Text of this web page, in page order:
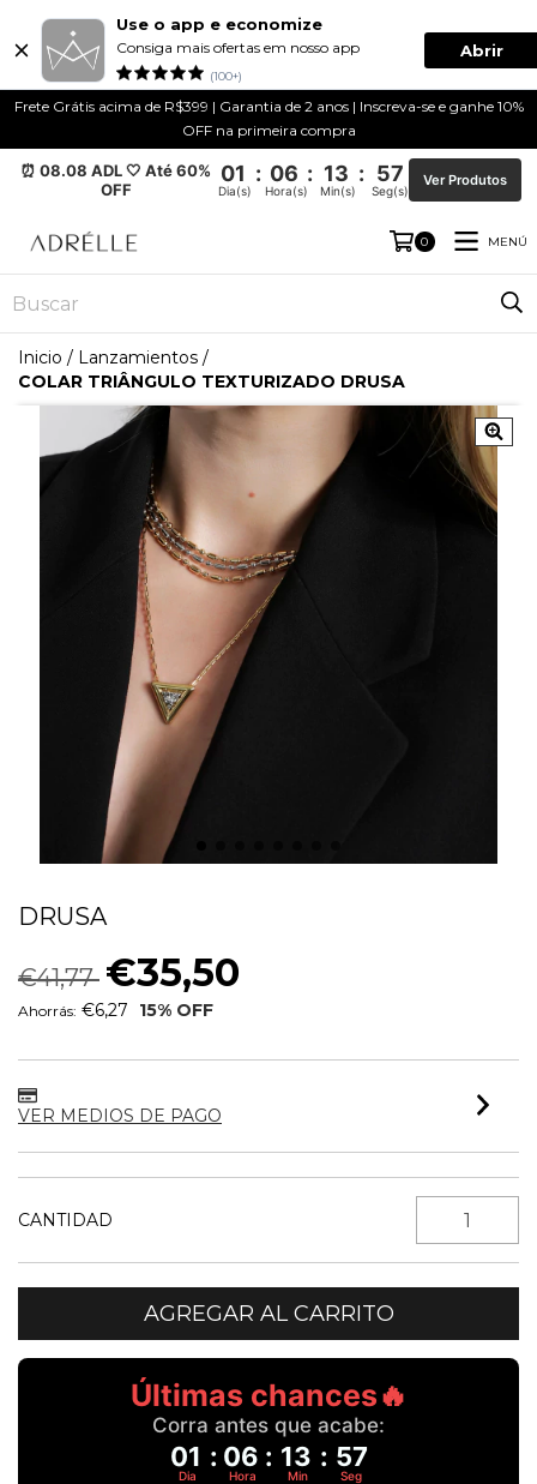
Use o app e economize
Consiga mais ofertas em nosso app
(100+)
Abrir
Frete Grátis acima de R$399 | Garantia de 2 anos | Inscreva-se e ganhe 10%
OFF na primeira compra
⏰ 08.08 ADL 🤍 Até 60%
OFF
01 : 06 : 13 : 57
Dia(s) Hora(s) Min(s) Seg(s)
Ver Produtos
0 MENÚ
Inicio / Lanzamientos /
COLAR TRIÂNGULO TEXTURIZADO DRUSA
DRUSA
€41,77 €35,50
Ahorrás: €6,27 15% OFF
VER MEDIOS DE PAGO
CANTIDAD
Últimas chances🔥
Corra antes que acabe:
01 : 06 : 13 : 57
Dia Hora Min Seg